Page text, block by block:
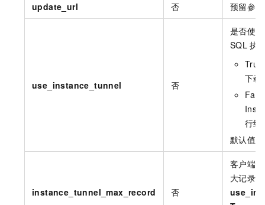
update_url 否 预留参
use_instance_tunnel 否
是否使用
SQL 执
True
下载
行结
默认值为
instance_tunnel_max_record 否
客户端
大记录